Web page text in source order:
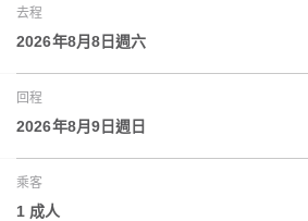
去程
2026年8月8日週六
回程
2026年8月9日週日
乘客
1 成人